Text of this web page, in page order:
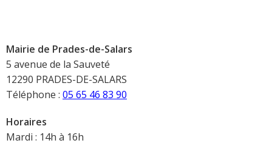
Mairie de Prades-de-Salars
5 avenue de la Sauveté
12290 PRADES-DE-SALARS
Téléphone : 05 65 46 83 90
Horaires
Mardi : 14h à 16h